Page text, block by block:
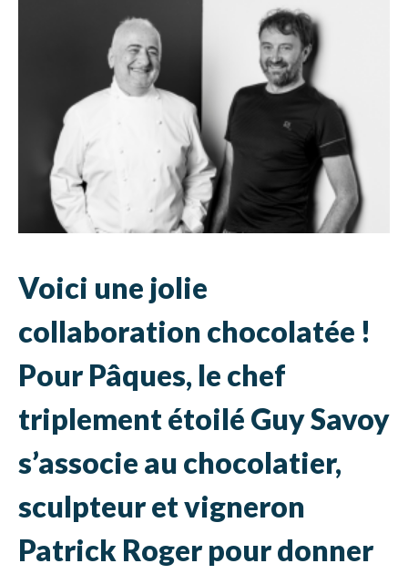
Voici une jolie
collaboration chocolatée !
Pour Pâques, le chef
triplement étoilé Guy Savoy
s’associe au chocolatier,
sculpteur et vigneron
Patrick Roger pour donner